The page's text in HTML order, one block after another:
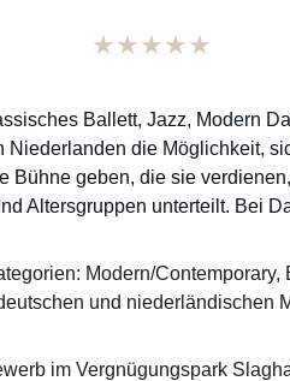
Ballett, Jazz, Modern
die Möglichkeit,
geben, die sie
Altersgruppen unterteilt. Bei
Modern/
und niederländischen
im Vergnügungspark
★★★★★